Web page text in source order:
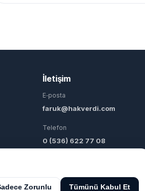
İletişim
E‑posta
faruk@hakverdi.com
Telefon
0 (536) 622 77 08
Zorunlu Tümünü Kabul Et